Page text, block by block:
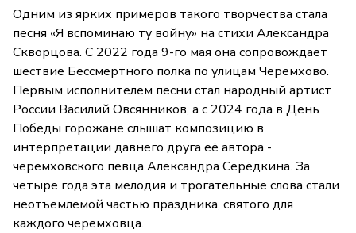
Одним из ярких примеров такого творчества стала
песня «Я вспоминаю ту войну» на стихи Александра
Скворцова. С 2022 года 9-го мая она сопровождает
шествие Бессмертного полка по улицам Черемхово.
Первым исполнителем песни стал народный артист
России Василий Овсянников, а с 2024 года в День
Победы горожане слышат композицию в
интерпретации давнего друга её автора -
черемховского певца Александра Серёдкина. За
четыре года эта мелодия и трогательные слова стали
неотъемлемой частью праздника, святого для
каждого черемховца.